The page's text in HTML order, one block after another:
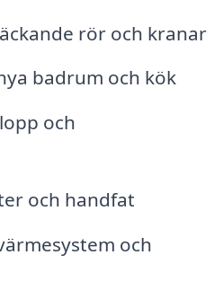
rör och kranar
badrum och kök
och
och handfat
och